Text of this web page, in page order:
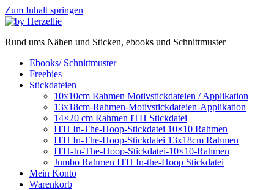
Zum Inhalt springen
Rund ums Nähen und Sticken, ebooks und Schnittmuster
Ebooks/ Schnittmuster
Freebies
Stickdateien
10x10cm Rahmen Motivstickdateien / Applikation
13x18cm-Rahmen-Motivstickdateien-Applikation
14×20 cm Rahmen ITH Stickdatei
ITH In-The-Hoop-Stickdatei 10×10 Rahmen
ITH In-The-Hoop-Stickdatei 13x18cm Rahmen
ITH-In-The-Hoop-Stickdatei-10×10-Rahmen
Jumbo Rahmen ITH In-the-Hoop Stickdatei
Mein Konto
Warenkorb